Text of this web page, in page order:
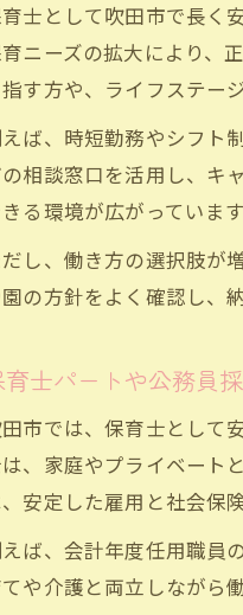
士として吹田市で長く
ニーズの拡大により、
す方や、ライフステー
ば、時短勤務やシフト
の相談窓口を活用し、キ
る環境が広がっています
し、働き方の選択肢が
の方針をよく確認し、
士パートや公務員
市では、保育士として
、家庭やプライベート
安定した雇用と社会保
ば、会計年度任用職員
や介護と両立しながら